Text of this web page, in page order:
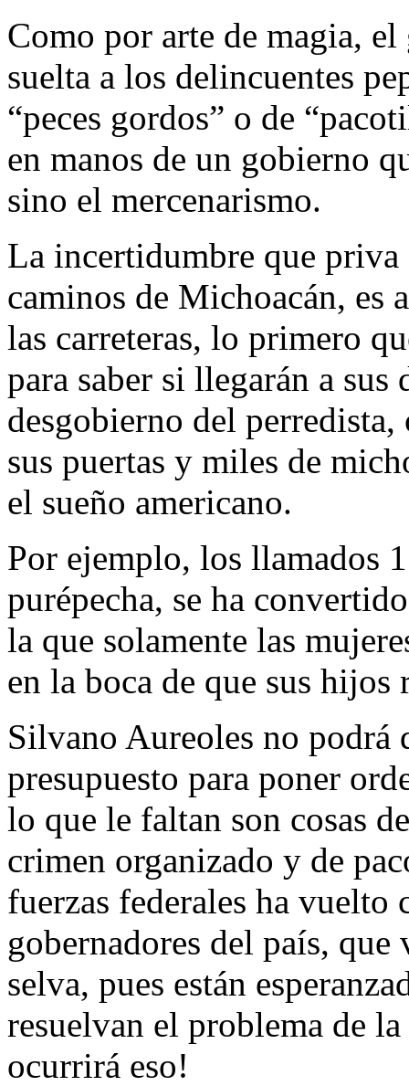
Como por arte de magia,
suelta a los delincuentes
“peces gordos” o de
en manos de un gobierno
sino el mercenarismo.
La incertidumbre que
caminos de Michoacán, es
las carreteras, lo primero
para saber si llegarán a
desgobierno del
sus puertas y miles de
el sueño americano.
Por ejemplo, los llamados
purépecha, se ha
la que solamente las
en la boca de que sus hijos
Silvano Aureoles no podrá
presupuesto para poner
lo que le faltan son cosas
crimen organizado y de
fuerzas federales ha vuelto
gobernadores del país,
selva, pues están
resuelvan el problema de
ocurrirá eso!